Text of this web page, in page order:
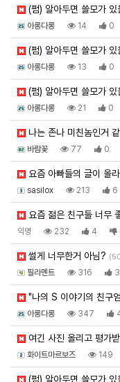
(펌) 알아두면 쓸모가
아롱다롱 14 0
(펌) 알아두면 쓸모가
아롱다롱 13 0
(펌) 알아두면 쓸모가
아롱다롱 21 0
나는 존나 미친놈인거
바람꽃 77 0
요즘 아빠들의 글이 올
sasilox 213 6
요즘 젊은 친구들 너무
익명 232 4
썰게 너무한거 아님?
필라멘트 316 3
"나의 S 이야기의 친구
아롱다롱 347
여긴 사진 올리고 평가
화이트마르보즈 149
(펌) 알아두면 쓸모가